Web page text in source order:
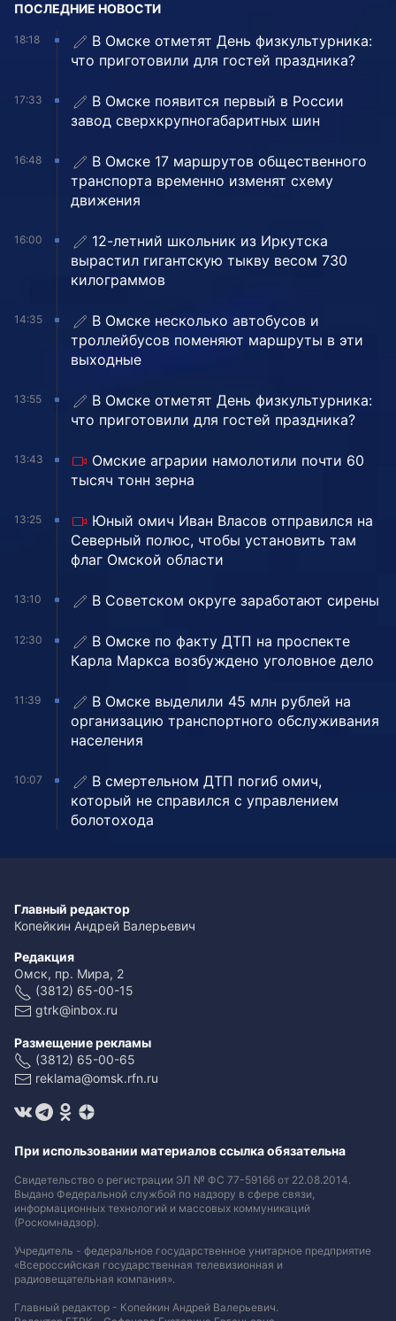
ПОСЛЕДНИЕ НОВОСТИ
18:18
В Омске отметят День физкультурника:
что приготовили для гостей праздника?
17:33
В Омске появится первый в России
завод сверхкрупногабаритных шин
16:48
В Омске 17 маршрутов общественного
транспорта временно изменят схему
движения
16:00
12-летний школьник из Иркутска
вырастил гигантскую тыкву весом 730
килограммов
14:35
В Омске несколько автобусов и
троллейбусов поменяют маршруты в эти
выходные
13:55
В Омске отметят День физкультурника:
что приготовили для гостей праздника?
13:43
Омские аграрии намолотили почти 60
тысяч тонн зерна
13:25
Юный омич Иван Власов отправился на
Северный полюс, чтобы установить там
флаг Омской области
13:10 В Советском округе заработают сирены
12:30
В Омске по факту ДТП на проспекте
Карла Маркса возбуждено уголовное дело
11:39
В Омске выделили 45 млн рублей на
организацию транспортного обслуживания
населения
10:07
В смертельном ДТП погиб омич,
который не справился с управлением
болотохода
Главный редактор
Копейкин Андрей Валерьевич
Редакция
Омск, пр. Мира, 2
(3812) 65-00-15
gtrk@inbox.ru
Размещение рекламы
(3812) 65-00-65
reklama@omsk.rfn.ru
При использовании материалов ссылка обязательна
Свидетельство о регистрации ЭЛ № ФС 77-59166 от 22.08.2014.
Выдано Федеральной службой по надзору в сфере связи,
информационных технологий и массовых коммуникаций
(Роскомнадзор).
Учредитель - федеральное государственное унитарное предприятие
«Всероссийская государственная телевизионная и
радиовещательная компания».
Главный редактор - Копейкин Андрей Валерьевич.